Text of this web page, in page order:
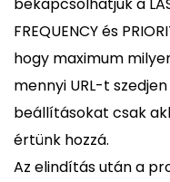
FREQUENCY és
hogy maximum
mennyi URL-t
beállításokat csak
értünk hozzá.
Az elindítás után a